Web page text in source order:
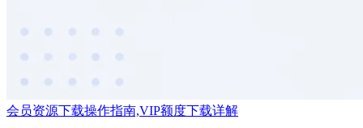
会员资源下载操作指南,VIP额度下载详解